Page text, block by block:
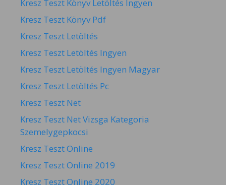
Kresz Teszt Könyv Letöltés Ingyen
Kresz Teszt Könyv Pdf
Kresz Teszt Letöltés
Kresz Teszt Letöltés Ingyen
Kresz Teszt Letöltés Ingyen Magyar
Kresz Teszt Letöltés Pc
Kresz Teszt Net
Kresz Teszt Net Vizsga Kategoria
Szemelygepkocsi
Kresz Teszt Online
Kresz Teszt Online 2019
Kresz Teszt Online 2020